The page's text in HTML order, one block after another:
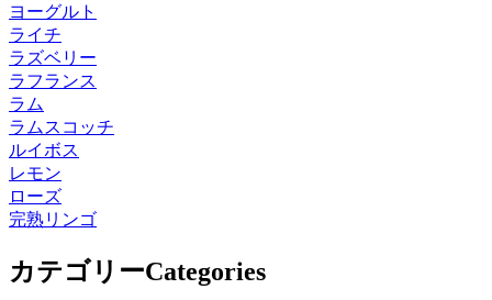
ヨーグルト
ライチ
ラズベリー
ラフランス
ラム
ラムスコッチ
ルイボス
レモン
ローズ
完熟リンゴ
カテゴリーCategories